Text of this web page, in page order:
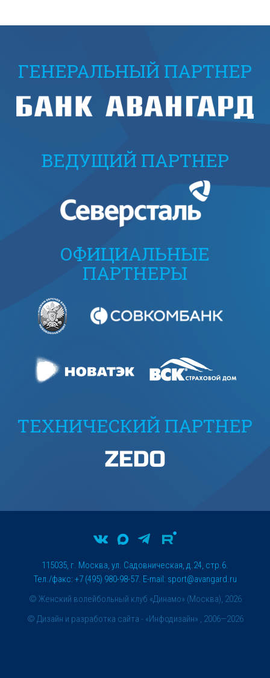
ГЕНЕРАЛЬНЫЙ ПАРТНЕР
ВЕДУЩИЙ ПАРТНЕР
ОФИЦИАЛЬНЫЕ
ПАРТНЕРЫ
ТЕХНИЧЕСКИЙ ПАРТНЕР
© Женский волейбольный клуб «Динамо» (Москва), 2026
115035, г. Москва, ул. Садовническая, д.24, стр.6.
Тел./факс: +7 (495) 980-98-57. E-mail: sport@avangard.ru
© Дизайн и разработка сайта - «Инфодизайн» , 2006—2026